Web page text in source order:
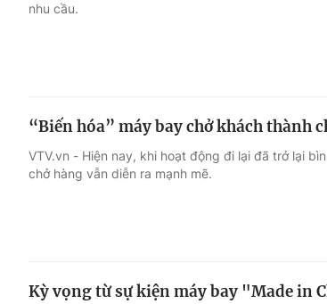
nhu cầu.
“Biến hóa” máy bay chở khách thành
VTV.vn - Hiện nay, khi hoạt động đi lại đã trở lại
chở hàng vẫn diễn ra mạnh mẽ.
Kỳ vọng từ sự kiện máy bay "Made in